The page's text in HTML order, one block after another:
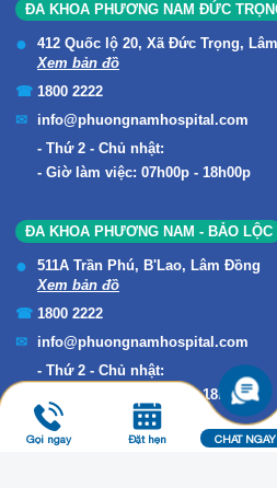
ĐA KHOA PHƯƠNG NAM ĐỨC
412 Quốc lộ 20, Xã Đức Trọng,
Xem bản đồ
1800 2222
info@phuongnamhospital.com
Thứ 2 - Chủ nhật:
Giờ làm việc: 07h00p - 18h00p
ĐA KHOA PHƯƠNG NAM - BẢO LỘC
511A Trần Phú, B'Lao, Lâm Đồng
Xem bản đồ
1800 2222
info@phuongnamhospital.com
Thứ 2 - Chủ nhật:
Giờ làm việc: 07h00p - 18h00p
Gọi ngay Đặt hẹn CHAT NGAY